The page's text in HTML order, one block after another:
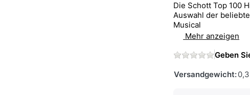
Die Schott Top 100
Auswahl der
Musical
Mehr anzeigen
Geben
Versandgewicht: